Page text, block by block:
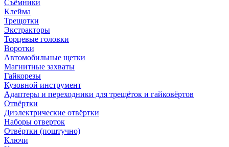
Съёмники
Клейма
Трещотки
Экстракторы
Торцевые головки
Воротки
Автомобильные щетки
Магнитные захваты
Гайкорезы
Кузовной инструмент
Адаптеры и переходники для трещёток и гайковёртов
Отвёртки
Диэлектрические отвёртки
Наборы отверток
Отвёртки (поштучно)
Ключи